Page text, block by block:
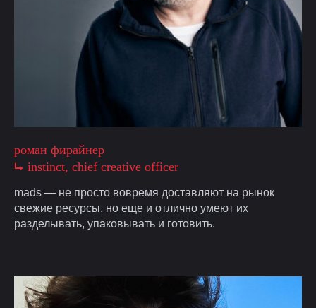
роман фирайнер
⮡ instinct, chief creative officer
mads — не просто вовремя доставляют на рынок
свежие ресурсы, но еще и отлично умеют их
разделывать, упаковывать и готовить.